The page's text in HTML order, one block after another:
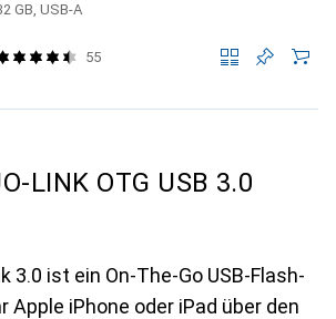
GB, USB-A
55
LINK OTG USB 3.0
3.0 ist ein On-The-Go USB-Flash-
Apple iPhone oder iPad über den